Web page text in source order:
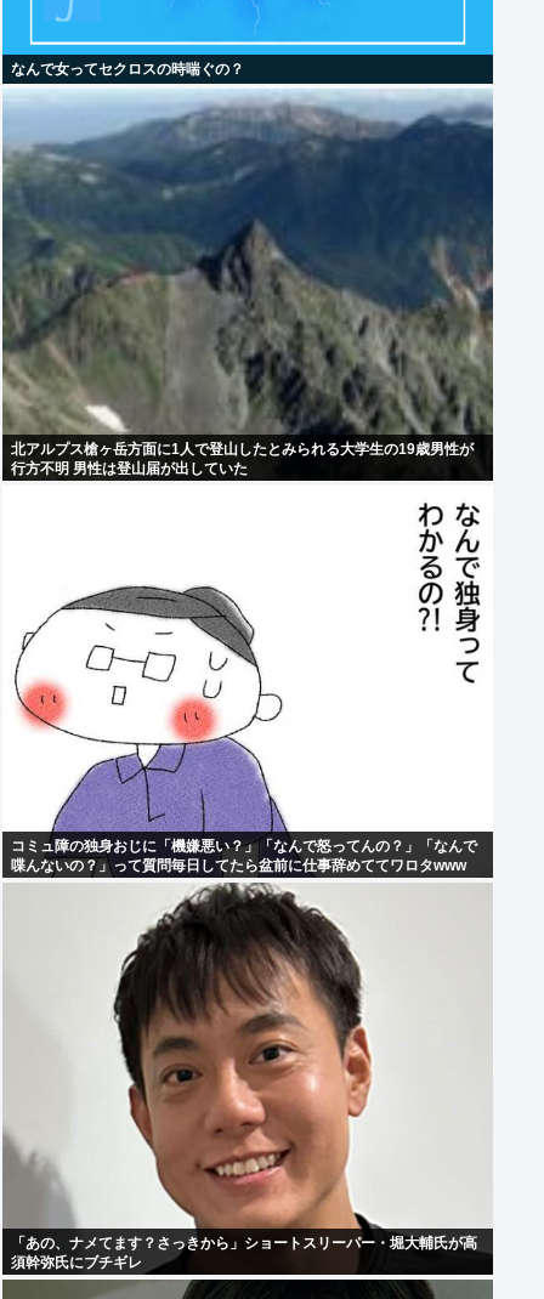
なんで女ってセクロスの時喘ぐの？
北アルプス槍ヶ岳方面に1人で登山したとみられる大学生の19歳男性が
行方不明 男性は登山届が出していた
コミュ障の独身おじに「機嫌悪い？」「なんで怒ってんの？」「なんで
喋んないの？」って質問毎日してたら盆前に仕事辞めててワロタwww
「あの、ナメてます？さっきから」ショートスリーパー・堀大輔氏が高
須幹弥氏にブチギレ